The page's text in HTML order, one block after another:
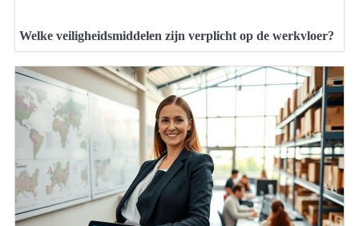
Welke veiligheidsmiddelen zijn verplicht op de werkvloer?